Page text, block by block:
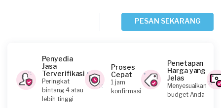
Fitta requested Service Mesin Cuci
Sekitar 13 jam yang lalu
PESAN SEKARANG
Penyedia
Jasa
Terverifikasi
Peringkat
bintang 4 atau
lebih tinggi
Proses
Cepat
1 jam
konfirmasi
Penetapan
Harga yang
Jelas
Menyesuaikan
budget Anda